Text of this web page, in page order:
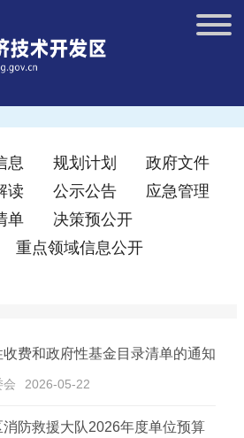
息 规划计划
政府文件
读 公示公告
应急管理
单
决策预公开
重点领域信息公开
费和政府性基金目录清单的通知
会 2026-05-22
防救援大队2026年度单位预算